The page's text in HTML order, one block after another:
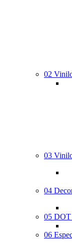
02
03
04
05 DOT
06